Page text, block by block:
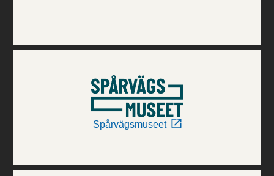
Spårvägsmuseet